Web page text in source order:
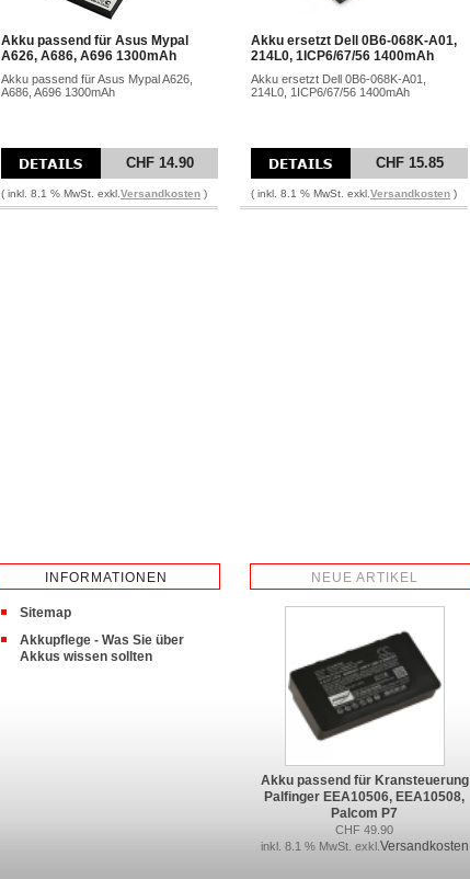
Akku passend für Asus Mypal
A626, A686, A696 1300mAh
Akku passend für Asus Mypal A626,
A686, A696 1300mAh
CHF 14.90
( inkl. 8.1 % MwSt. exkl. Versandkosten )
Akku ersetzt Dell 0B6-068K-A01,
214L0, 1ICP6/67/56 1400mAh
Akku ersetzt Dell 0B6-068K-A01,
214L0, 1ICP6/67/56 1400mAh
CHF 15.85
( inkl. 8.1 % MwSt. exkl. Versandkosten )
INFORMATIONEN
Sitemap
Akkupflege - Was Sie über
Akkus wissen sollten
NEUE ARTIKEL
Akku passend für Kransteuerung
Palfinger EEA10506, EEA10508,
Palcom P7
CHF 49.90
inkl. 8.1 % MwSt. exkl. Versandkosten